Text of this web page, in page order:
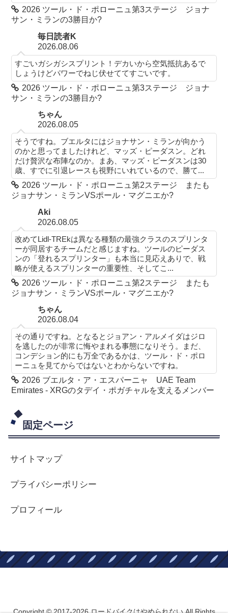
2026 ツール・ド・ポローニュ第3ステージ ジョナ
サン・ミランの3勝目か?
毎日読者K
2026.08.06
すごいガシガシスプリント！デカいから空気抵抗あるで
しょうけどパワーでねじ伏せててすごいです。
2026 ツール・ド・ポローニュ第3ステージ ジョナ
サン・ミランの3勝目か?
ちゃん
2026.08.05
そうですね。ブエルタにはジョナサン・ミランが向かう
のかと思ってましたけれど、マッズ・ピーダスン。どれ
だけ贅沢な布陣なのか。まあ、マッズ・ピーダスンは30
歳、すでに引退レースも視野にいれているので、勝て...
2026 ツール・ド・ポローニュ第2ステージ またも
ジョナサン・ミランVSポール・マグニエか?
Aki
2026.08.05
改めてLidl-TREkは異なる種類の最強クラスのスプリンタ
ーが同居するチームだと感じますね。ツールのピーダス
ンの「登れるスプリンター」も本当に見応えありで、戦
略が使えるスプリンターの重要性、そしてこ...
2026 ツール・ド・ポローニュ第2ステージ またも
ジョナサン・ミランVSポール・マグニエか?
ちゃん
2026.08.04
その通りですね。となるとジョアン・アルメイダはジロ
を逃したのが非常に悔やまれる事態になりそう。まだ、
コンデション的にも万全であるかは、ツール・ド・ポロ
ーニュを見てからではないとわからないですね。
2026 ブエルタ・ア・エスパーニャ UAE Team
Emirates - XRGのタデイ・ポガチャルを支えるメンバー
固定ページ
サイトマップ
プライバシーポリシー
プロフィール